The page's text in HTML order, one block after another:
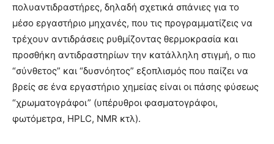
πολυαντιδραστήρες, δηλαδή σχετικά σπάνιες για το
μέσο εργαστήριο μηχανές, που τις προγραμματίζεις να
τρέχουν αντιδράσεις ρυθμίζοντας θερμοκρασία και
προσθήκη αντιδραστηρίων την κατάλληλη στιγμή, ο πιο
“σύνθετος” και “δυσνόητος” εξοπλισμός που παίζει να
βρείς σε ένα εργαστήριο χημείας είναι οι πάσης φύσεως
“χρωματογράφοι” (υπέρυθροι φασματογράφοι,
φωτόμετρα, HPLC, NMR κτλ).